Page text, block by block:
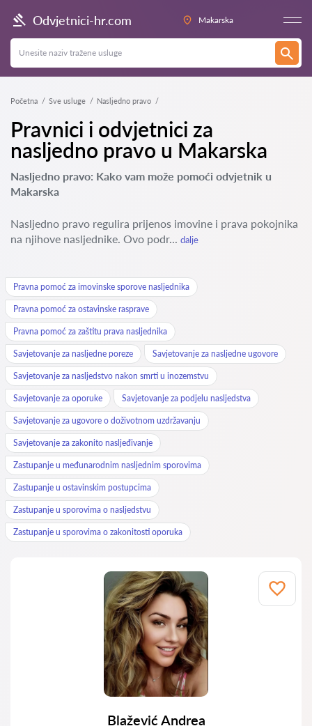
Odvjetnici-hr.com Makarska
Početna Sve usluge Nasljedno pravo
Pravnici i odvjetnici za
nasljedno pravo u Makarska
Nasljedno pravo: Kako vam može pomoći odvjetnik u
Makarska
Nasljedno pravo regulira prijenos imovine i prava pokojnika
na njihove nasljednike. Ovo podr... dalje
Pravna pomoć za imovinske sporove nasljednika
Pravna pomoć za ostavinske rasprave
Pravna pomoć za zaštitu prava nasljednika
Savjetovanje za nasljedne poreze Savjetovanje za nasljedne ugovore
Savjetovanje za nasljedstvo nakon smrti u inozemstvu
Savjetovanje za oporuke Savjetovanje za podjelu nasljedstva
Savjetovanje za ugovore o doživotnom uzdržavanju
Savjetovanje za zakonito nasljeđivanje
Zastupanje u međunarodnim nasljednim sporovima
Zastupanje u ostavinskim postupcima
Zastupanje u sporovima o nasljedstvu
Zastupanje u sporovima o zakonitosti oporuka
Blažević Andrea